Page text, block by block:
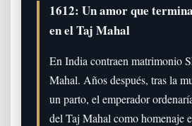
1612: Un amor que
en el Taj Mahal
En India contraen matrimonio
Mahal. Años después, tras la
un parto, el emperador
del Taj Mahal como homenaje